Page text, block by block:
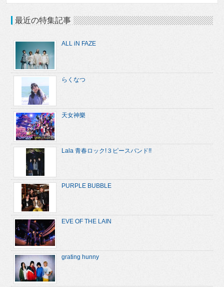
最近の特集記事
ALL iN FAZE
らくなつ
天女神樂
Lala 青春ロック!３ピースバンド!!
PURPLE BUBBLE
EVE OF THE LAIN
grating hunny